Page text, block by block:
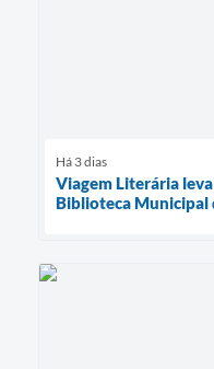
Há 3 dias
Viagem Literária
Biblioteca Municipal